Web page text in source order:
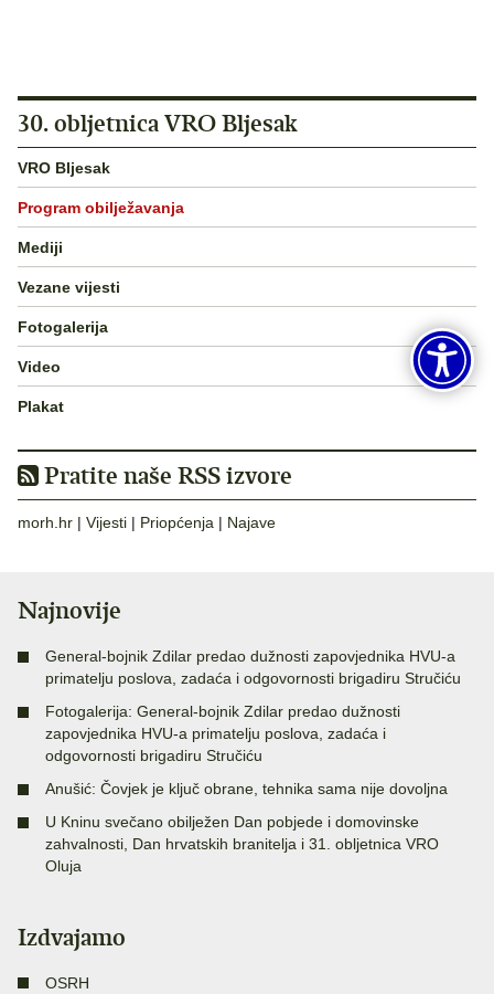
30. obljetnica VRO Bljesak
VRO Bljesak
Program obilježavanja
Mediji
Vezane vijesti
Fotogalerija
Video
Plakat
Pratite naše RSS izvore
morh.hr | Vijesti | Priopćenja | Najave
Najnovije
General-bojnik Zdilar predao dužnosti zapovjednika HVU-a
primatelju poslova, zadaća i odgovornosti brigadiru Stručiću
Fotogalerija: General-bojnik Zdilar predao dužnosti
zapovjednika HVU-a primatelju poslova, zadaća i
odgovornosti brigadiru Stručiću
Anušić: Čovjek je ključ obrane, tehnika sama nije dovoljna
U Kninu svečano obilježen Dan pobjede i domovinske
zahvalnosti, Dan hrvatskih branitelja i 31. obljetnica VRO
Oluja
Izdvajamo
OSRH